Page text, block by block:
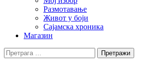
Размотавање
Живот у боји
Сајамска хроника
Магазин
Претрага
за: